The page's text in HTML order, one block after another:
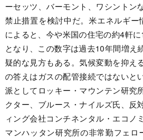
ーセッツ、バーモント、ワシントン
禁止措置を検討中だ。米エネルギー
によると、今や米国の住宅の約4軒に
となり、この数字は過去10年間増え
疑的な見方もある。気候変動を抑え
の答えはガスの配管接続ではないと
派としてロッキー・マウンテン研究
クター、ブルース・ナイルズ氏、反
ィング会社コンチネンタル・エコノ
マンハッタン研究所の非常勤フェロ